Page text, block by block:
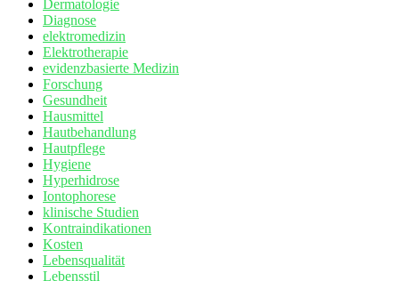
Dermatologie
Diagnose
elektromedizin
Elektrotherapie
evidenzbasierte Medizin
Forschung
Gesundheit
Hausmittel
Hautbehandlung
Hautpflege
Hygiene
Hyperhidrose
Iontophorese
klinische Studien
Kontraindikationen
Kosten
Lebensqualität
Lebensstil